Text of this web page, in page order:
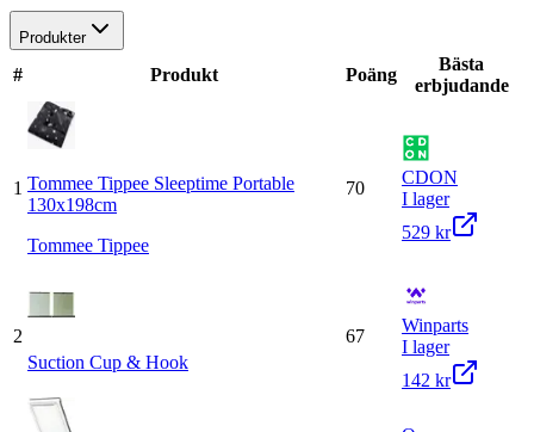
Produkter
# Produkt Poäng
Bästa
erbjudande
1 Tommee Tippee Sleeptime Portable
130x198cm
Tommee Tippee
70
CDON
I lager
529 kr
2
Suction Cup & Hook
67
Winparts
I lager
142 kr